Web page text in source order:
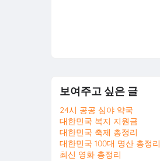
보여주고 싶은 글
24시 공공 심야 약국
대한민국 복지 지원금
대한민국 축제 총정리
대한민국 100대 명산 총정리
최신 영화 총정리